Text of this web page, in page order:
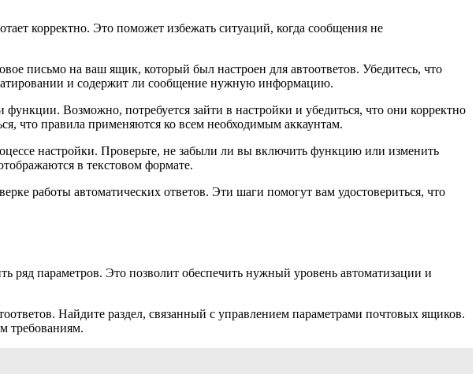
корректно. Это поможет избежать ситуаций, когда сообщения не
письмо на ваш ящик, который был настроен для автоответов. Убедитесь, что
и содержит ли сообщение нужную информацию.
Возможно, потребуется зайти в настройки и убедиться, что они корректно
что правила применяются ко всем необходимым аккаунтам.
настройки. Проверьте, не забыли ли вы включить функцию или изменить
в текстовом формате.
работы автоматических ответов. Эти шаги помогут вам удостовериться, что
ряд параметров. Это позволит обеспечить нужный уровень автоматизации и
Найдите раздел, связанный с управлением параметрами почтовых ящиков.
требованиям.